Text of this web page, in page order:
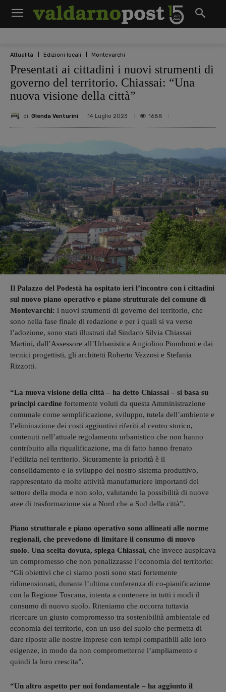
Attualità Edizioni locali Montevarchi
Presentati ai cittadini i nuovi strumenti di
governo del territorio. Chiassai: “Una
nuova visione della città”
di Glenda Venturini 14 Luglio 2023 1688
Il Palazzo del Podestà ha ospitato ieri l’incontro con i cittadini
sul nuovo piano operativo e piano strutturale del comune di
Montevarchi: i nuovi strumenti di governo del territorio, che
sono nella fase finale di redazione e per i quali si va verso
l’adozione, sono stati illustrati dal Sindaco Silvia Chiassai
Martini, dall’Assessore all’Urbanistica Angiolino Piomboni e dai
tecnici progettisti, gli architetti Roberto Vezzosi e Stefania
Rizzotti.
“La nuova visione della città – ha detto Chiassai – si basa su
principi cardine fortemente voluti da questa Amministrazione
comunale come semplificazione, sviluppo, tutela dell’ambiente e
l’eliminazione dei costi aggiuntivi riferiti al centro storico,
contenuti nell’attuale regolamento urbanistico che non hanno
contribuito alla riqualificazione, ma di fatto hanno frenato
l’edilizia nel territorio. Sicuramente la priorità è il
consolidamento e lo sviluppo del nostro sistema produttivo,
rappresentato da molte attività manufatturiere importanti del
settore della moda e non solo, valutando la possibilità di nuove
aree di trasformazione sia a Nord che a Sud della città”.
Piano strutturale e piano operativo sono allineati alle norme
regionali, che prevedono di limitare il consumo di nuovo
suolo. Una scelta dovuta, spiega Chiassai, che invece auspicava
un compromesso che non penalizzasse l’economia del territorio:
“Gli obiettivi che ci siamo posti sono stati fortemente
ridimensionati, durante l’ultima conferenza di co-pianificazione
con la Regione Toscana, intenta a contenere in tutti i modi il
consumo di nuovo suolo. Riteniamo che occorra tuttavia
ricercare un giusto compromesso tra sostenibilità ambientale ed
economia del territorio, con un uso del suolo che permetta di
dare riposte alle nostre imprese con tempi compatibili alle loro
esigenze, in modo da non comprometterne l’ampliamento e
quindi la loro crescita”.
“Un altro aspetto per noi fondamentale – ha aggiunto il